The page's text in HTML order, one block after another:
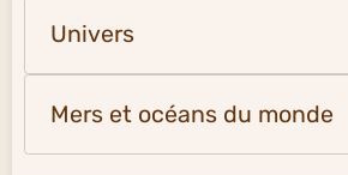
Univers
Mers et océans du monde